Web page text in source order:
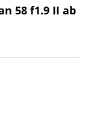
58 f1.9 II ab